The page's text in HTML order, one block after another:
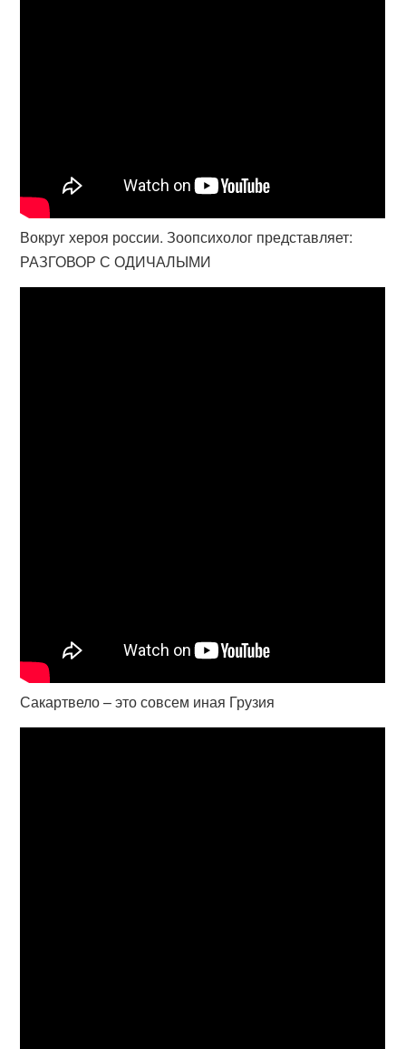
Вокруг хероя россии. Зоопсихолог представляет:
РАЗГОВОР С ОДИЧАЛЫМИ
Сакартвело – это совсем иная Грузия